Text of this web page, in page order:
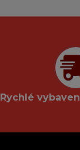
Rychlé